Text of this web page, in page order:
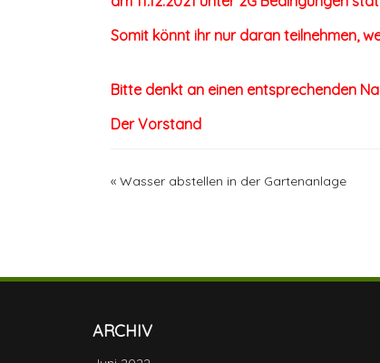
Somit könnt ihr nur daran teilnehmen,
Bitte denkt an einen entsprechenden
Der Vorstand
« Wasser abstellen in der Gartenanlage
ARCHIV